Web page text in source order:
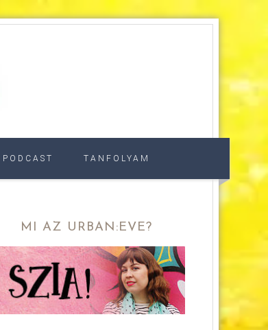
PODCAST TANFOLYAM
MI AZ URBAN:EVE?